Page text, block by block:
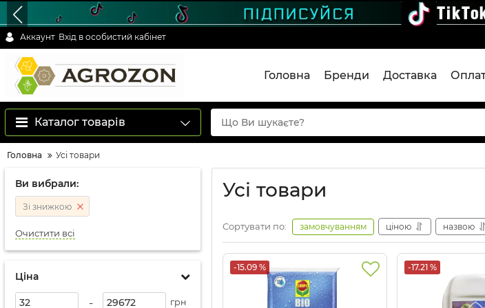
Аккаунт Вхід в особистий кабінет
Головна Бренди Доставка
Каталог товарів
Головна Усі товари
Ви вибрали:
Зі знижкою
Очистити всі
Ціна
- грн
Усі товари
Сортувати по: замовчуванням ціною назвою
-15.09 % -17.21 %